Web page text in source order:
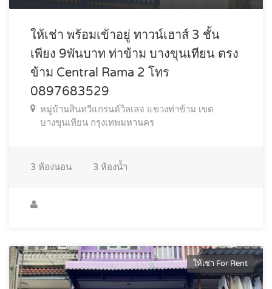
ให้เช่า พร้อมเข้าอยู่ ทาวน์เฮาส์ 3 ชั้น
เพียง 9พันบาท ท่าข้าม บางขุนเทียน ตรง
ข้าม Central Rama 2 โทร
0897683529
หมู่บ้านสินทวีแกรนด์วิลเลจ แขวงท่าข้าม เขต
บางขุนเทียน กรุงเทพมหานคร
3 ห้องนอน 3 ห้องน้ำ
ให้เช่า For Rent